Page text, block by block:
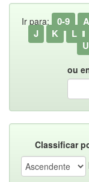
Ir para: 0-9 A
J
K L
U
ou
Classificar